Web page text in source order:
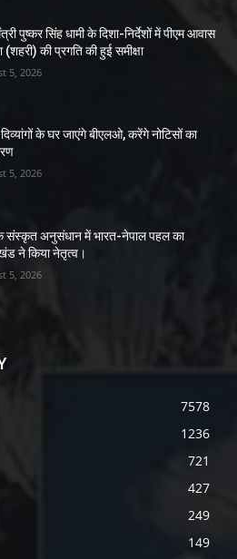
पुष्कर सिंह धामी के दिशा-निर्देशों में पीएम आवास
(शहरी) की प्रगति की हुई समीक्षा
5, 2026
के घर जाएंगे बीएलओ, करेंगे नोटिसों का
5, 2026
संस्कृत अनुसंधान में भारत-नेपाल पहल का
ने किया नेतृत्व।
5, 2026
7578
1236
721
427
249
149